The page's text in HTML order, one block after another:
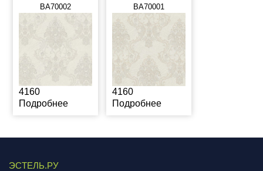
BA70002
4160
Подробнее
BA70001
4160
Подробнее
ЭСТЕЛЬ.РУ